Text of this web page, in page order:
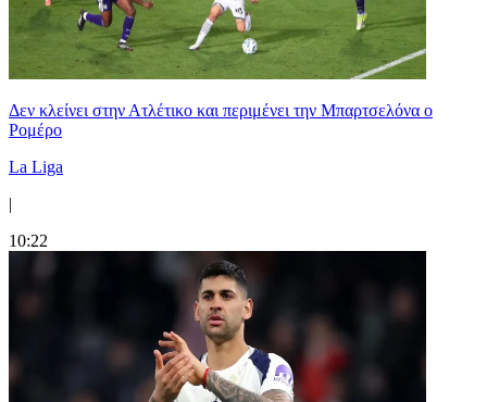
Δεν κλείνει στην Ατλέτικο και περιμένει την Μπαρτσελόνα ο
Ρομέρο
La Liga
|
10:22